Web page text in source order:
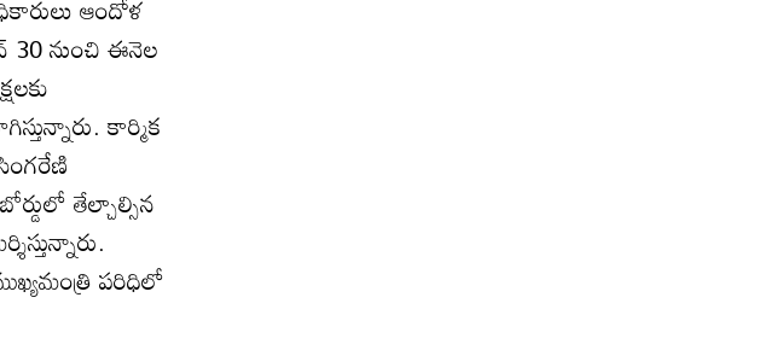
ఆందోళ
30 నుంచి ఈనెల
కార్మిక
తేల్చాల్సిన
పరిధిలో